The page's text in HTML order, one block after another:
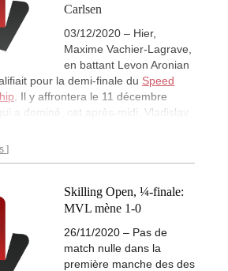
Carlsen
03/12/2020 – Hier,
Maxime Vachier-Lagrave,
en battant Levon Aronian
pour la demi-finale du Speed
. Il y affrontera le 11 décembre
a dominé, cet après-midi, Vladislav
Skilling Open, ¼-finale:
MVL mène 1-0
26/11/2020 – Pas de
match nulle dans la
première manche des des